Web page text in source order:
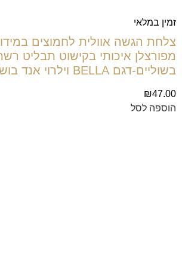
זמין במלאי
מפורצלן איכותי בקישוט תבליט
בשוליים-דגם BELLA וילרוי אנד בוש מלוקסמבורג
₪47.00
הוספה לסל